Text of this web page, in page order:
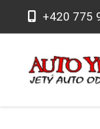
+420 775